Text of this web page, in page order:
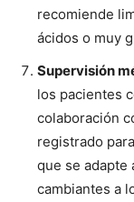
recomiende
ácidos o muy
Supervisión
los pacientes
colaboración
registrado
que se adapte
cambiantes a